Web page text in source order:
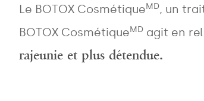
Le BOTOX CosmétiqueMD, un
BOTOX CosmétiqueMD agit en
rajeunie et plus détendue.